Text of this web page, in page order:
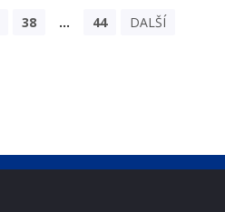
38 … 44 DALŠÍ